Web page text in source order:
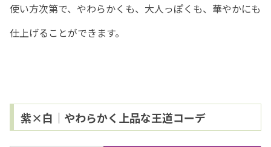
使い方次第で、やわらかくも、大人っぽくも、華やかにも
仕上げることができます。
紫×白｜やわらかく上品な王道コーデ